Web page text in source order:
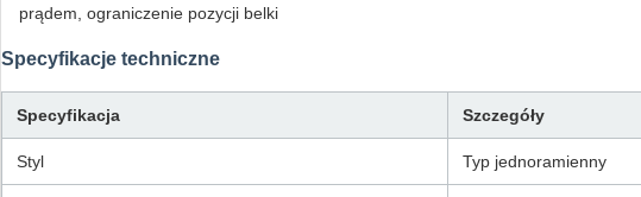
prądem, ograniczenie pozycji belki
Specyfikacje techniczne
Specyfikacja Szczegóły
Styl Typ jednoramienny